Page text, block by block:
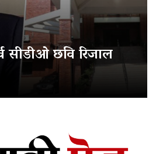
सीडीओ छवि रिजाल